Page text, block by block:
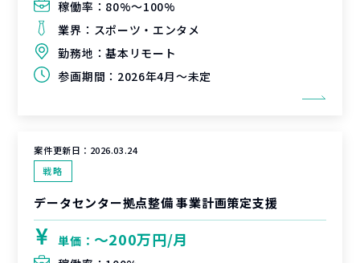
稼働率： 80%〜100%
業界： スポーツ・エンタメ
勤務地：基本リモート
参画期間： 2026年4月～未定
案件更新日： 2026.03.24
戦略
データセンター拠点整備 事業計画策定支援
単価： 〜200万円/月